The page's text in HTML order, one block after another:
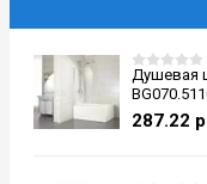
Душевая
287.22